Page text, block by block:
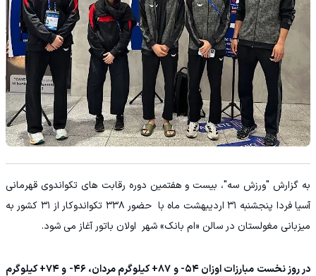
به گزارش "ورزش سه"، بیست و هفتمین دوره رقابت های تکواندوی قهرمانی
آسیا فردا پنجشنبه ۳۱ اردیبهشت ماه با حضور ۳۳۸ تکواندوکار از ۳۱ کشور به
میزبانی مغولستان در سالن «ام بانک» شهر اولان باتور آغاز می شود.
در روز نخست مبارزات اوزان ۵۴- و ۸۷+ کیلوگرم مردان، ۴۶- و ۷۴+ کیلوگرم